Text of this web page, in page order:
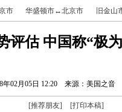
市 华盛顿市↔北京市 旧金山
评估 中国称“极
年02月05日 12:20 来源：美国之音
[推荐朋友] [打印本稿]